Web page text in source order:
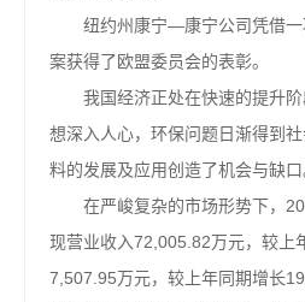
纽约州康宁—康宁公司凭借一
案获得了欧盟委员会的表彰。
我国经济正处在快速的提升阶
想深入人心，环保问题日渐得到
料的发展及应用创造了机会与缺口
在严峻复杂的市场形势下，
现营业收入72,005.82万元，较上
7,507.95万元，较上年同期增长